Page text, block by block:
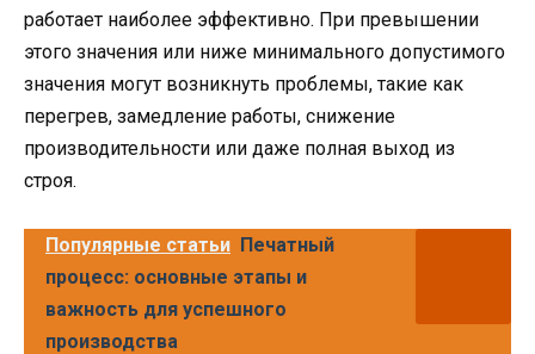
работает наиболее эффективно. При превышении
этого значения или ниже минимального допустимого
значения могут возникнуть проблемы, такие как
перегрев, замедление работы, снижение
производительности или даже полная выход из
строя.
Популярные статьи Печатный
процесс: основные этапы и
важность для успешного
производства